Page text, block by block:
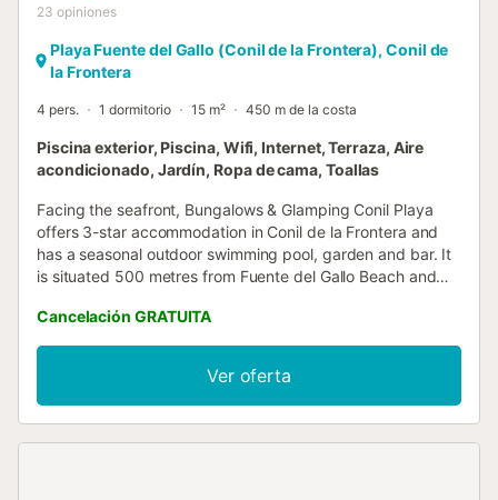
23 opiniones
Playa Fuente del Gallo (Conil de la Frontera), Conil de
la Frontera
4 pers. 1 dormitorio 15 m² 450 m de la costa
Piscina exterior, Piscina, Wifi, Internet, Terraza, Aire
acondicionado, Jardín, Ropa de cama, Toallas
Facing the seafront, Bungalows & Glamping Conil Playa
offers 3-star accommodation in Conil de la Frontera and
has a seasonal outdoor swimming pool, garden and bar. It
is situated 500 metres from Fuente del Gallo Beach and
Cancelación GRATUITA
Ver oferta